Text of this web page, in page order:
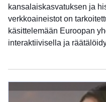
kansalaiskasvatuksen ja
verkkoaineistot on
käsittelemään Euroopan
interaktiivisella ja